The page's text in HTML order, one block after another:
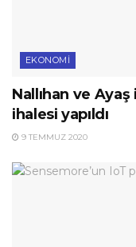
EKONOMI
Nallıhan ve
ihalesi yapıldı
9 TEMMUZ 2020